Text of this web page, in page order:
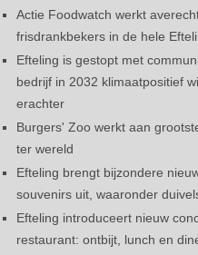
Actie Foodwatch werkt
frisdrankbekers in de hele
Efteling is gestopt met
bedrijf in 2032 klimaatpositief
erachter
Burgers' Zoo werkt aan
ter wereld
Efteling brengt bijzondere
souvenirs uit, waaronder
Efteling introduceert nieuw
restaurant: ontbijt, lunch en